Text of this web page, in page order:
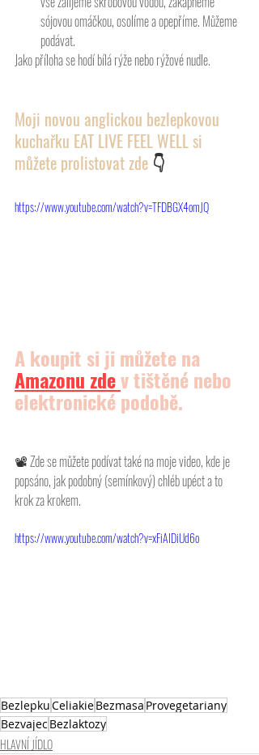
sójovou omáčkou, osolíme a opepříme. Můžeme
podávat.
Jako příloha se hodí bílá rýže nebo rýžové nudle.
Moji novou anglickou bezlepkovou
kuchařku EAT LIVE FEEL WELL si
můžete prolistovat zde 👇
https://www.youtube.com/watch?v=TFDBGX4omJQ
A koupit si ji můžete na
Amazonu zde v tištěné nebo
elektronické podobě.
📽 Zde se můžete podívat také na moje video, kde je
popsáno, jak podobný (semínkový) chléb upéct a to
krok za krokem.
https://www.youtube.com/watch?v=xFiAIDiUd6o
BezlepkuCeliakieBezmasa Provegetariany
Bezvajec Bezlaktozy
HLAVNÍ JÍDLO